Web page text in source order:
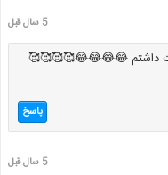
5 سال قبل
داشتم 😂😂😂😂🥰🥰🥰🥰
پاسخ
5 سال قبل